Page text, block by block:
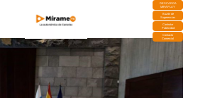
DESCARGA
MIRAPLAY
Buzón de
Sugerencias
Contratar
Publicidad
Contacto
Comercial